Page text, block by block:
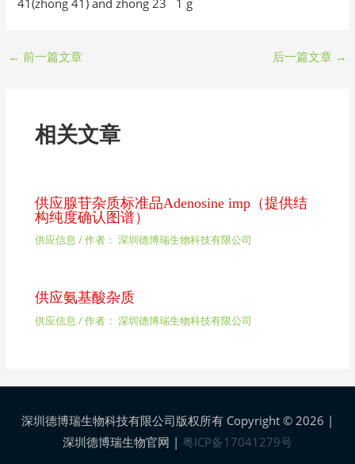
41(zhong 41) and zhong 23 1 g
← 前一篇文章 后一篇文章 →
相关文章
供应腺苷杂质标准品Adenosine imp（提供结
构纯度确认图谱）
供应信息 / 作者： 深圳德博瑞生物科技有限公司
供应氨基酸杂质
供应信息 / 作者： 深圳德博瑞生物科技有限公司
深圳德博瑞生物科技有限公司版权所有 Copyright © 2026 |
深圳德博瑞生物官网 | 粤ICP备17041279号